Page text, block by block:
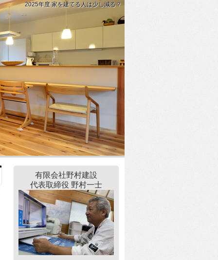
2025年度 家を建てる人は少し減る？
有限会社野村建設
代表取締役 野村一士